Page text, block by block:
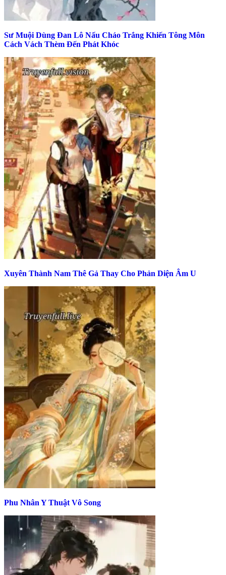
Sư Muội Dùng Đan Lô Nấu Cháo Trắng Khiến Tông Môn
Cách Vách Thèm Đến Phát Khóc
Xuyên Thành Nam Thê Gả Thay Cho Phản Diện Âm U
Phu Nhân Y Thuật Vô Song